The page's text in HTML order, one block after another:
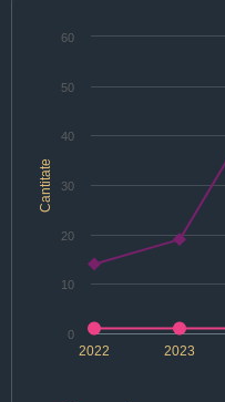
Cantitate
2022 2023
0
10
20
30
40
50
60